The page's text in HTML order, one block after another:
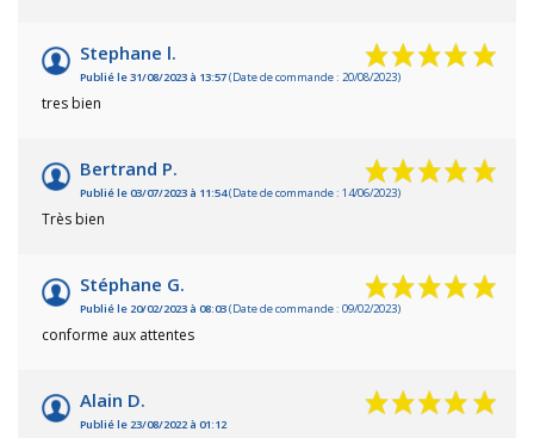
Stephane l.
Publié le 31/08/2023 à 13:57(Date de commande : 20/08/2023)
tres bien
Bertrand P.
Publié le 03/07/2023 à 11:54(Date de commande : 14/06/2023)
Très bien
Stéphane G.
Publié le 20/02/2023 à 08:03(Date de commande : 09/02/2023)
conforme aux attentes
Alain D.
Publié le 23/08/2022 à 01:12